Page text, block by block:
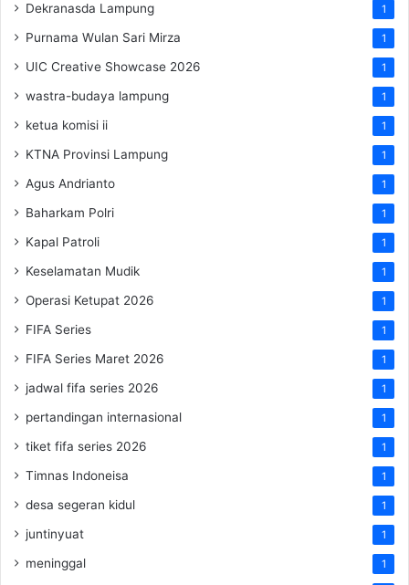
Dekranasda Lampung 1
Purnama Wulan Sari Mirza 1
UIC Creative Showcase 2026 1
wastra-budaya lampung 1
ketua komisi ii 1
KTNA Provinsi Lampung 1
Agus Andrianto 1
Baharkam Polri 1
Kapal Patroli 1
Keselamatan Mudik 1
Operasi Ketupat 2026 1
FIFA Series 1
FIFA Series Maret 2026 1
jadwal fifa series 2026 1
pertandingan internasional 1
tiket fifa series 2026 1
Timnas Indoneisa 1
desa segeran kidul 1
juntinyuat 1
meninggal 1